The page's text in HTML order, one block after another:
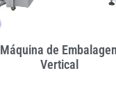
de
Vertical